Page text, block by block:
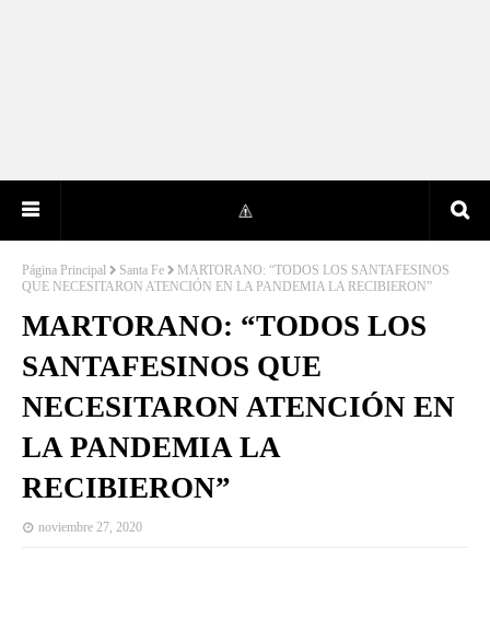
Página Principal Santa Fe
MARTORANO: “TODOS LOS SANTAFESINOS
QUE NECESITARON ATENCIÓN EN LA PANDEMIA LA RECIBIERON”
MARTORANO: “TODOS LOS
SANTAFESINOS QUE
NECESITARON ATENCIÓN EN
LA PANDEMIA LA
RECIBIERON”
noviembre 27, 2020